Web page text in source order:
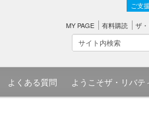
ご支
MY PAGE 有料購読 ザ
よくある質問 ようこそザ・リバテ